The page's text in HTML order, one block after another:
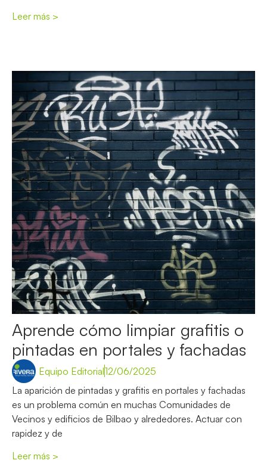
Leer más >
Aprende cómo limpiar grafitis o
pintadas en portales y fachadas
Equipo Editorial12/06/2025
La aparición de pintadas y grafitis en portales y fachadas
es un problema común en muchas Comunidades de
Vecinos y edificios de Bilbao y alrededores. Actuar con
rapidez y de
Leer más >